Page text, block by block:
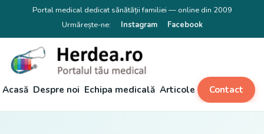
Portal medical dedicat sănătății familiei — online din 2009
Urmărește-ne:
Instagram Facebook
Acasă Despre noi Echipa medicală Articole Contact